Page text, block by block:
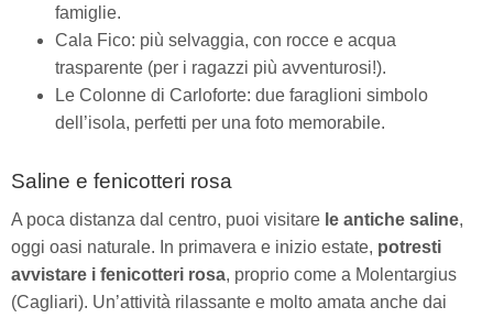
famiglie.
Cala Fico: più selvaggia, con rocce e acqua
trasparente (per i ragazzi più avventurosi!).
Le Colonne di Carloforte: due faraglioni simbolo
dell’isola, perfetti per una foto memorabile.
Saline e fenicotteri rosa
A poca distanza dal centro, puoi visitare le antiche saline,
oggi oasi naturale. In primavera e inizio estate, potresti
avvistare i fenicotteri rosa, proprio come a Molentargius
(Cagliari). Un’attività rilassante e molto amata anche dai